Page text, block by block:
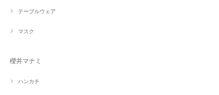
テーブルウェア
マスク
櫻井マナミ
ハンカチ